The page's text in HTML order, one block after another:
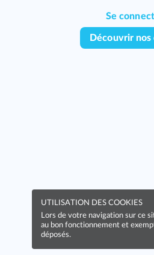
Se
Découvrir
UTILISATION DES COOKIES
Lors de votre navigation sur ce
au bon fonctionnement et
déposés.